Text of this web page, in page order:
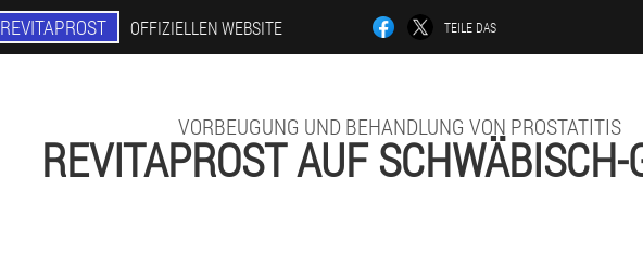
REVITAPROST OFFIZIELLEN WEBSITE TEILE DAS
VORBEUGUNG UND BEHANDLUNG VON PROSTATITIS
REVITAPROST AUF